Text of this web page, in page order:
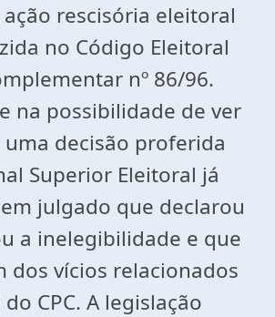
ação rescisória eleitoral
no Código Eleitoral
nº 86/96.
na possibilidade de ver
decisão proferida
Superior Eleitoral já
julgado que declarou
a inelegibilidade e que
dos vícios relacionados
CPC. A legislação